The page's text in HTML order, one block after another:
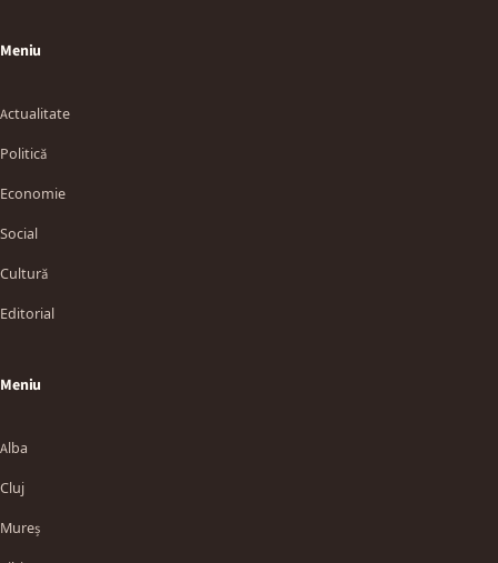
Meniu
Actualitate
Politică
Economie
Social
Cultură
Editorial
Meniu
Alba
Cluj
Mureș